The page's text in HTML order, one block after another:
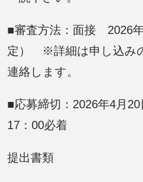
■審査方法：面接 2026
定） ※詳細は申し込み
連絡します。
■応募締切：2026年4月20
17：00必着
提出書類